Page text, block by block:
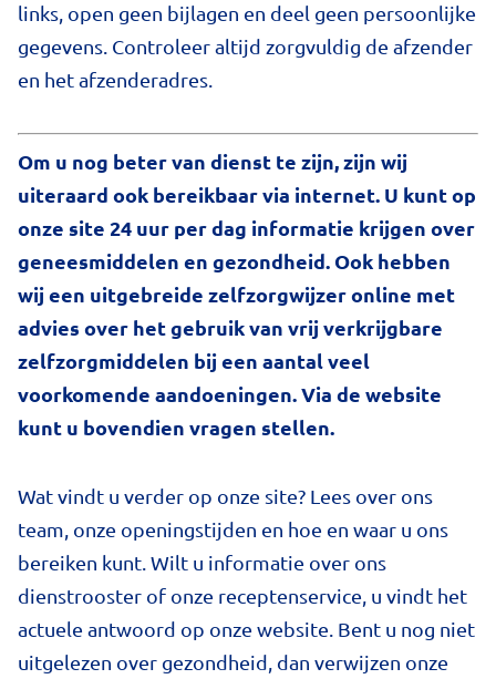
links, open geen bijlagen en deel geen persoonlijke
gegevens. Controleer altijd zorgvuldig de afzender
en het afzenderadres.
Om u nog beter van dienst te zijn, zijn wij
uiteraard ook bereikbaar via internet. U kunt op
onze site 24 uur per dag informatie krijgen over
geneesmiddelen en gezondheid. Ook hebben
wij een uitgebreide zelfzorgwijzer online met
advies over het gebruik van vrij verkrijgbare
zelfzorgmiddelen bij een aantal veel
voorkomende aandoeningen. Via de website
kunt u bovendien vragen stellen.
Wat vindt u verder op onze site? Lees over ons
team, onze openingstijden en hoe en waar u ons
bereiken kunt. Wilt u informatie over ons
dienstrooster of onze receptenservice, u vindt het
actuele antwoord op onze website. Bent u nog niet
uitgelezen over gezondheid, dan verwijzen onze